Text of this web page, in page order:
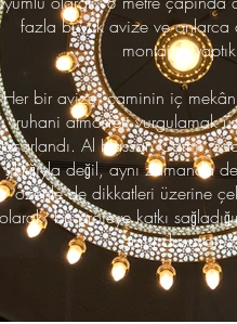
fazla büyük avize ve onlarca
montajını
Her bir avize, caminin iç
ruhani atmosferi vurgulamak
tasarlandı. Al Hassan Camii,
şıklığıyla değil, aynı zamanda
özenle de dikkatleri üzerine
olarak, bu projeye katkı
gurur